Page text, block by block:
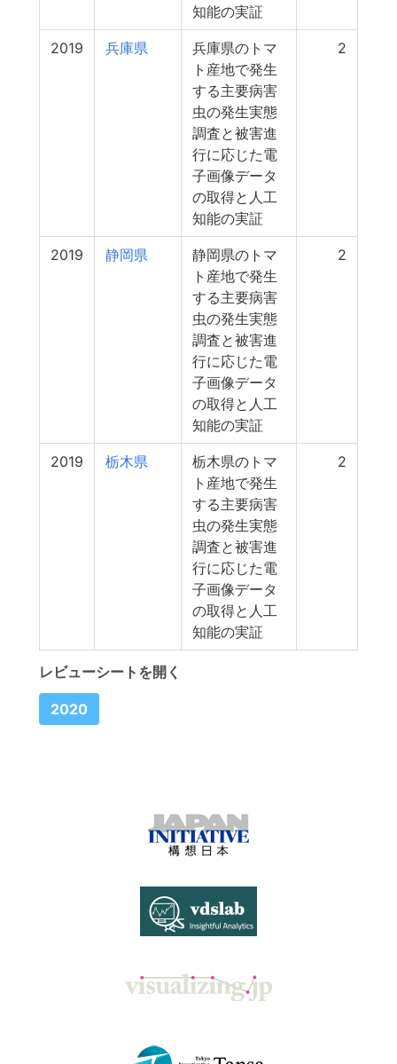
知能の実証
2019 兵庫県
兵庫県のトマ
ト産地で発生
する主要病害
虫の発生実態
調査と被害進
行に応じた電
子画像データ
の取得と人工
知能の実証
2
2019 静岡県
静岡県のトマ
ト産地で発生
する主要病害
虫の発生実態
調査と被害進
行に応じた電
子画像データ
の取得と人工
知能の実証
2
2019 栃木県
栃木県のトマ
ト産地で発生
する主要病害
虫の発生実態
調査と被害進
行に応じた電
子画像データ
の取得と人工
知能の実証
2
レビューシートを開く
2020